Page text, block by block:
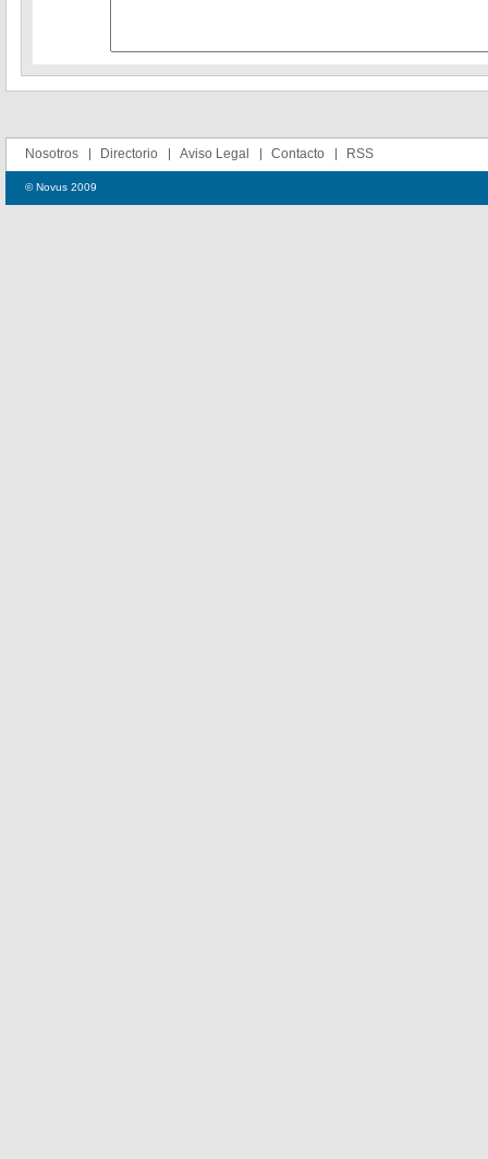
Nosotros Directorio Aviso Legal Contacto RSS
© Novus 2009